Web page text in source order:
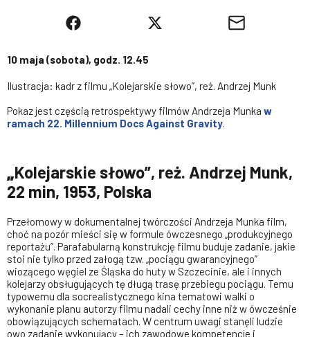
10 maja (sobota), godz. 12.45
Ilustracja: kadr z filmu „Kolejarskie słowo”, reż. Andrzej Munk
Pokaz jest częścią retrospektywy filmów Andrzeja Munka w
ramach 22. Millennium Docs Against Gravity.
„Kolejarskie słowo”, reż. Andrzej Munk,
22 min, 1953, Polska
Przełomowy w dokumentalnej twórczości Andrzeja Munka film,
choć na pozór mieści się w formule ówczesnego „produkcyjnego
reportażu”. Parafabularną konstrukcję filmu buduje zadanie, jakie
stoi nie tylko przed załogą tzw. „pociągu gwarancyjnego”
wiozącego węgiel ze Śląska do huty w Szczecinie, ale i innych
kolejarzy obsługujących tę długą trasę przebiegu pociągu. Temu
typowemu dla socrealistycznego kina tematowi walki o
wykonanie planu autorzy filmu nadali cechy inne niż w ówcześnie
obowiązujących schematach. W centrum uwagi stanęli ludzie
owo zadanie wykonujący – ich zawodowe kompetencje i